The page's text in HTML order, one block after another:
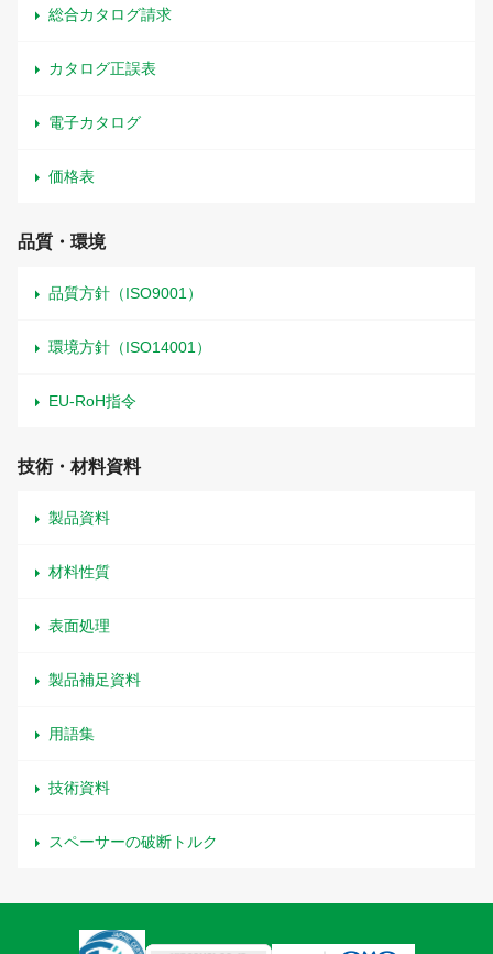
総合カタログ請求
カタログ正誤表
電子カタログ
価格表
品質・環境
品質方針（ISO9001）
環境方針（ISO14001）
EU-RoH指令
技術・材料資料
製品資料
材料性質
表面処理
製品補足資料
用語集
技術資料
スペーサーの破断トルク